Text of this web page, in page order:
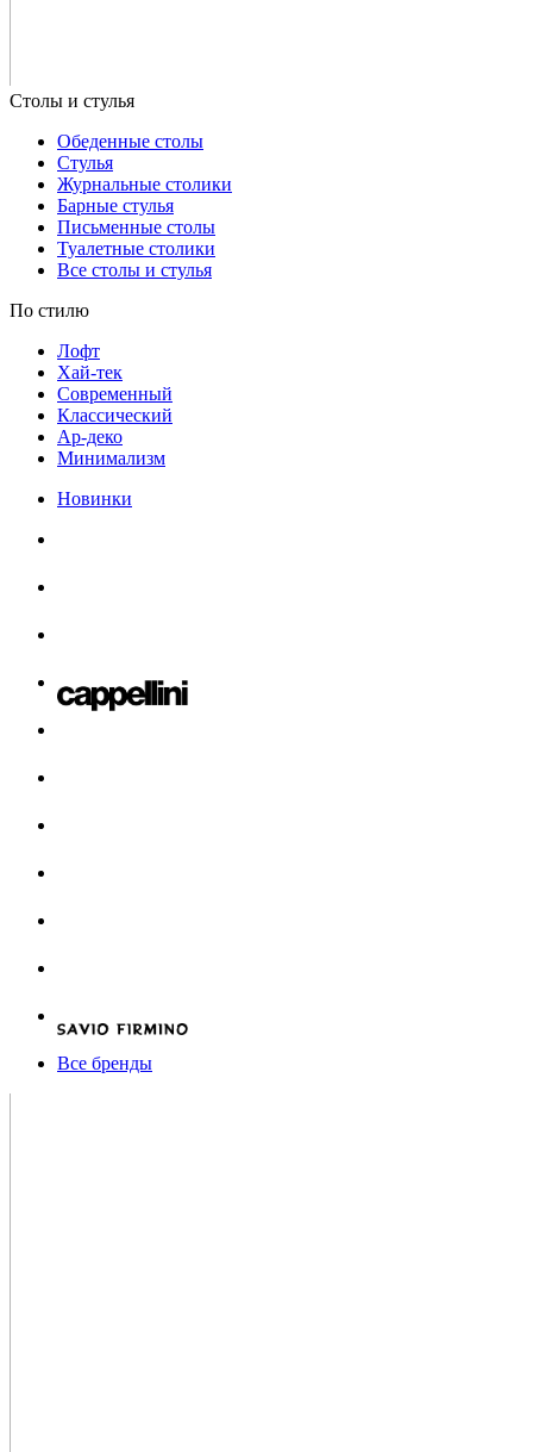
Обеденные столы
Стулья
Журнальные столики
Барные стулья
Письменные столы
Туалетные столики